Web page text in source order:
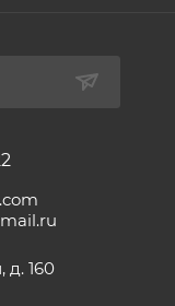
д. 160